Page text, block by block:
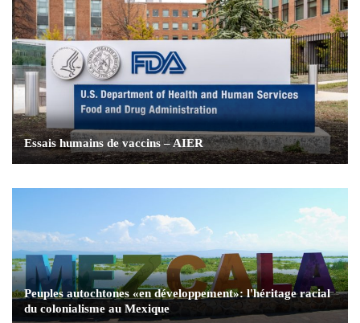
Essais humains de vaccins – AIER
Peuples autochtones «en développement»: l'héritage racial
du colonialisme au Mexique